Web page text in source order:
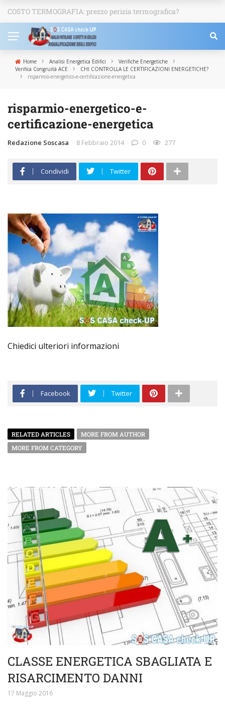
NEWS
COSTO TERMOGRAFIA: prezzo perizia termografica?
Home › Analisi Energetica Edifici › Verifiche Energetiche ›
Verifica Congruità ACE › CHI CONTROLLA LE CERTIFICAZIONI ENERGETICHE?
› risparmio-energetico-e-certificazione-energetica
risparmio-energetico-e-
certificazione-energetica
Redazione Soscasa 8 Febbraio 2014 0 277
Condividi Twitter
Chiedici ulteriori informazioni
Facebook Twitter
RELATED ARTICLES
MORE FROM AUTHOR
MORE FROM CATEGORY
CLASSE ENERGETICA SBAGLIATA E
RISARCIMENTO DANNI
17 Maggio 2016